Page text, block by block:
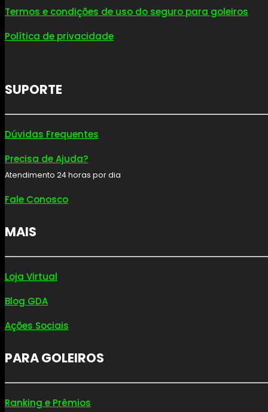
Termos e condições de uso do seguro para goleiros
Política de privacidade
SUPORTE
Dúvidas Frequentes
Precisa de Ajuda?
Atendimento 24 horas por dia
Fale Conosco
MAIS
Loja Virtual
Blog GDA
Ações Sociais
PARA GOLEIROS
Ranking e Prêmios